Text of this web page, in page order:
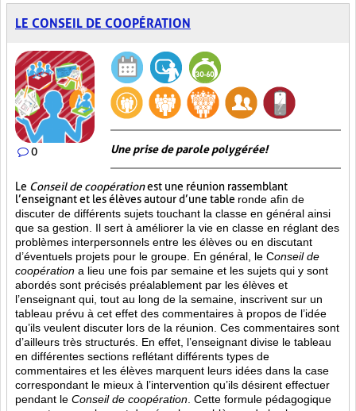
LE CONSEIL DE COOPÉRATION
0 Une prise de parole polygérée!
Le Conseil de coopérationest une réunion rassemblant
l’enseignant et les élèves autour d’une table ronde afin de
discuter de différents sujets touchant la classe en général ainsi
que sa gestion. Il sert à améliorer la vie en classe en réglant des
problèmes interpersonnels entre les élèves ou en discutant
d’éventuels projets pour le groupe. En général, le Conseil de
coopération a lieu une fois par semaine et les sujets qui y sont
abordés sont précisés préalablement par les élèves et
l’enseignant qui, tout au long de la semaine, inscrivent sur un
tableau prévu à cet effet des commentaires à propos de l’idée
qu’ils veulent discuter lors de la réunion. Ces commentaires sont
d’ailleurs très structurés. En effet, l’enseignant divise le tableau
en différentes sections reflétant différents types de
commentaires et les élèves marquent leurs idées dans la case
correspondant le mieux à l’intervention qu’ils désirent effectuer
pendant le Conseil de coopération . Cette formule pédagogique